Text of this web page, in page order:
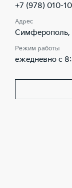
+7 (978) 010-
Адрес
Симферополь,
Режим работы
ежедневно с